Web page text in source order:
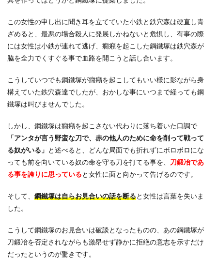
この女性の申し出に聞き耳を立てていた小鉄と鉄穴森は硬直し青
ざめると、最悪の場合殺人に発展しかねないと危惧し、有事の際
には女性は小鉄が連れて逃げ、癇癪を起こした鋼鐵塚は鉄穴森が
脇を全力でくすぐる事で血路を開こうと話し合います。
こうしていつでも鋼鐵塚が癇癪を起こしてもいい様に影ながら身
構えていた鉄穴森達でしたが、おかしな事にいつまで経っても鋼
鐵塚は叫びませんでした。
しかし、鋼鐵塚は癇癪を起こさない代わりに落ち着いた口調で
「アンタが言う野蛮な刀で、赤の他人のために命を削って戦って
る奴がいる」 と述べると、どんな局面でも折れずにボロボロにな
っても前を向いている奴の命を守る刀を打てる事を、 刀鍛冶であ
る事を誇りに思っていると女性に面と向かって告げるのです。
そして、 鋼鐵塚は自らお見合いの話を断ると女性は言葉を失いま
した。
こうして鋼鐵塚のお見合いは破談となったものの、あの鋼鐵塚が
刀鍛冶を否定されながらも激昂せず静かに拒絶の意志を示すだけ
だったというのが驚きです。